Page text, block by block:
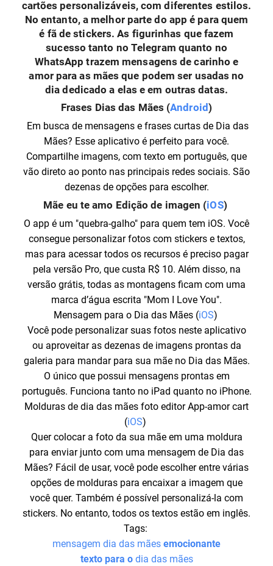
cartões personalizáveis, com diferentes estilos.
No entanto, a melhor parte do app é para quem
é fã de stickers. As figurinhas que fazem
sucesso tanto no Telegram quanto no
WhatsApp trazem mensagens de carinho e
amor para as mães que podem ser usadas no
dia dedicado a elas e em outras datas.
Frases Dias das Mães (Android)
Em busca de mensagens e frases curtas de Dia das
Mães? Esse aplicativo é perfeito para você.
Compartilhe imagens, com texto em português, que
vão direto ao ponto nas principais redes sociais. São
dezenas de opções para escolher.
Mãe eu te amo Edição de imagen (iOS)
O app é um "quebra-galho" para quem tem iOS. Você
consegue personalizar fotos com stickers e textos,
mas para acessar todos os recursos é preciso pagar
pela versão Pro, que custa R$ 10. Além disso, na
versão grátis, todas as montagens ficam com uma
marca d’água escrita "Mom I Love You".
Mensagem para o Dia das Mães (iOS)
Você pode personalizar suas fotos neste aplicativo
ou aproveitar as dezenas de imagens prontas da
galeria para mandar para sua mãe no Dia das Mães.
O único que possui mensagens prontas em
português. Funciona tanto no iPad quanto no iPhone.
Molduras de dia das mães foto editor App-amor cart
(iOS)
Quer colocar a foto da sua mãe em uma moldura
para enviar junto com uma mensagem de Dia das
Mães? Fácil de usar, você pode escolher entre várias
opções de molduras para encaixar a imagem que
você quer. Também é possível personalizá-la com
stickers. No entanto, todos os textos estão em inglês.
Tags:
mensagem dia das mães emocionante
texto para odia das mães